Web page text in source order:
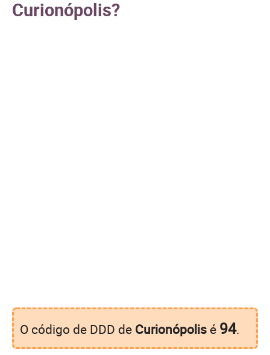
Curionópolis?
O código de DDD de Curionópolis é 94.